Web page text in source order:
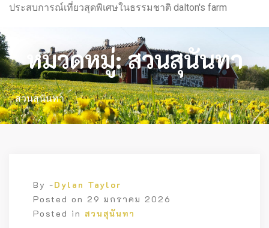
ประสบการณ์เที่ยวสุดพิเศษในธรรมชาติ dalton's farm
หมวดหมู่:สวนสุนันทา
สวนสุนันทา
By -Dylan Taylor
Posted on 29 มกราคม 2026
Posted in สวนสุนันทา